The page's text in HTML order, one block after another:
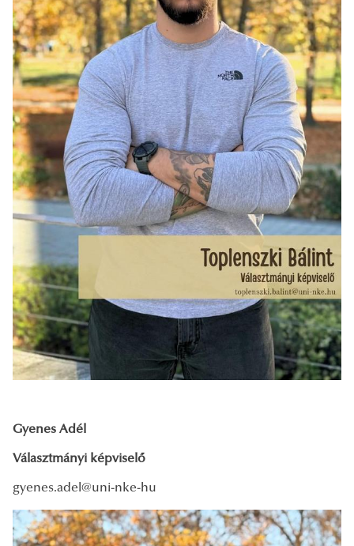
Gyenes Adél
Választmányi képviselő
gyenes.adel@uni-nke-hu